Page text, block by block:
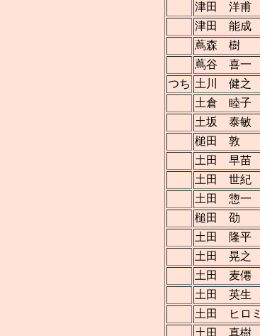
津田 洋甫
津田 能成
蔦森 樹
蔦谷 喜一
つち 土川 健之
土倉 睦子
土坂 泰敏
槌田 敦
土田 早苗
土田 世紀
土田 惣一
槌田 劭
土田 隆平
土田 晃之
土田 麦僊
土田 英生
土田 ヒロミ
土田 真樹